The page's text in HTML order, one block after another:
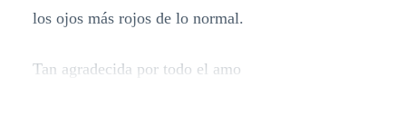
los ojos más rojos de lo normal.
Tan agradecida por todo el amo